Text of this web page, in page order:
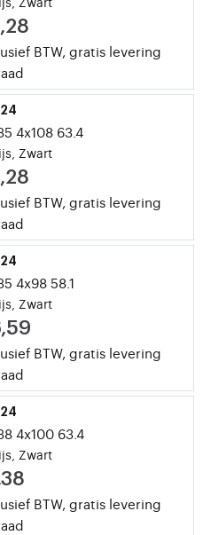
BTW, gratis levering
4x108 63.4
Zwart
BTW, gratis levering
4x98 58.1
Zwart
BTW, gratis levering
4x100 63.4
Zwart
BTW, gratis levering